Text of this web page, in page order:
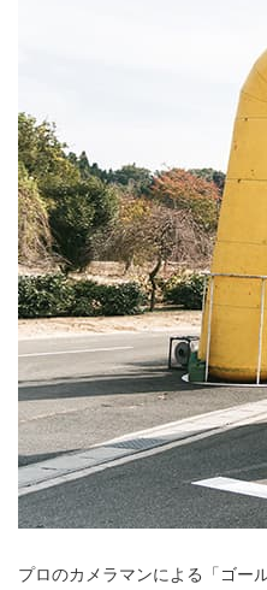
プロのカメラマンによる「ゴー